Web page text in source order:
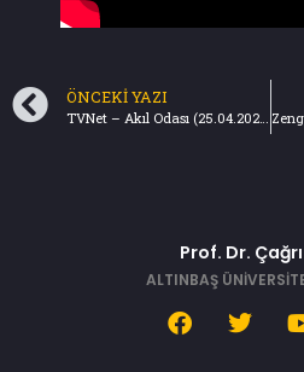
ÖNCEKI YAZI
TVNet – Akıl Odası (25.04.2024)
Prof. Dr. Çağrı
ALTINBAŞ